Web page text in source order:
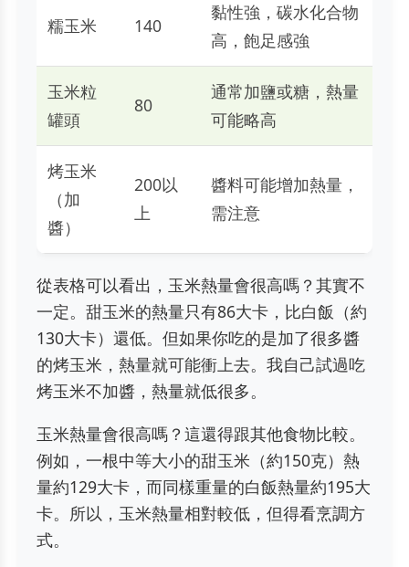
糯玉米 140
黏性強，碳水化合物
高，飽足感強
玉米粒
罐頭
80
通常加鹽或糖，熱量
可能略高
烤玉米
（加
醬）
200以
上
醬料可能增加熱量，
需注意
從表格可以看出，玉米熱量會很高嗎？其實不
一定。甜玉米的熱量只有86大卡，比白飯（約
130大卡）還低。但如果你吃的是加了很多醬
的烤玉米，熱量就可能衝上去。我自己試過吃
烤玉米不加醬，熱量就低很多。
玉米熱量會很高嗎？這還得跟其他食物比較。
例如，一根中等大小的甜玉米（約150克）熱
量約129大卡，而同樣重量的白飯熱量約195大
卡。所以，玉米熱量相對較低，但得看烹調方
式。